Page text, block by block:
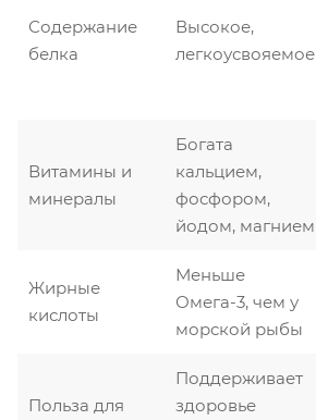
Содержание
белка
Высокое,
легкоусвояемое
Витамины и
минералы
Богата
кальцием,
фосфором,
йодом, магнием
Жирные
кислоты
Меньше
Омега-3, чем у
морской рыбы
Польза для
Поддерживает
здоровье